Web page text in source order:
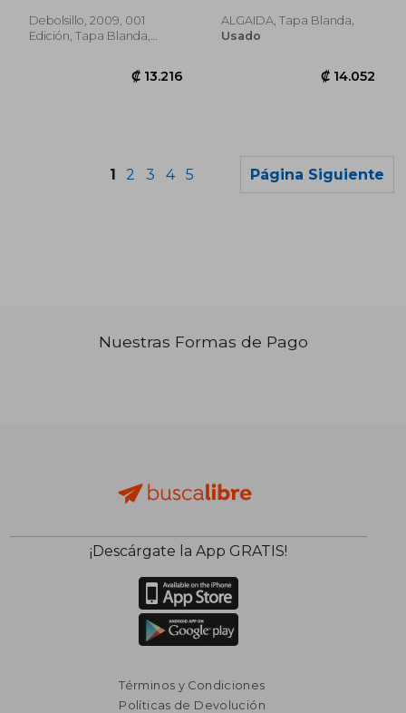
Debolsillo, 2009, 001
Edición, Tapa Blanda,
ALGAIDA, Tapa Blanda,
Usado
1 2 3 4 5 Página Siguiente
Nuestras Formas de Pago
¡Descárgate la App GRATIS!
Términos y Condiciones
Políticas de Devolución